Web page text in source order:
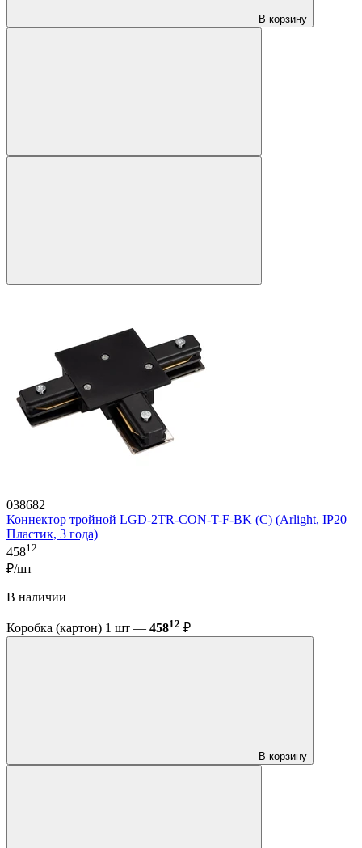
В корзину
038682
Коннектор тройной LGD-2TR-CON-T-F-BK (C) (Arlight, IP20
Пластик, 3 года)
45812
₽/шт
В наличии
Коробка (картон) 1 шт — 45812 ₽
В корзину